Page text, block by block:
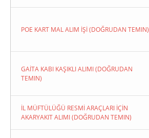
POE KART MAL ALIM İŞİ (DOĞRUDAN TEMIN)
GAİTA KABI KAŞIKLI ALIMI (DOĞRUDAN
TEMIN)
İL MÜFTÜLÜĞÜ RESMİ ARAÇLARI İÇİN
AKARYAKIT ALIMI (DOĞRUDAN TEMIN)